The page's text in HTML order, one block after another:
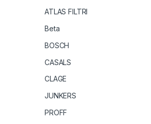
ATLAS FILTRI
Beta
BOSCH
CASALS
CLAGE
JUNKERS
PROFF